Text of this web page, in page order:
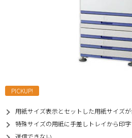
PICKUP!
用紙サイズ表示とセットした用紙サイズ
特殊サイズの用紙に手差しトレイから印
送信できない